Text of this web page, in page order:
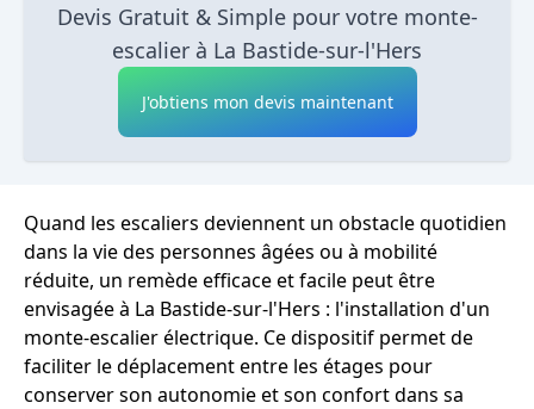
Devis Gratuit & Simple pour votre monte-
escalier à La Bastide-sur-l'Hers
J'obtiens mon devis maintenant
Quand les escaliers deviennent un obstacle quotidien
dans la vie des personnes âgées ou à mobilité
réduite, un remède efficace et facile peut être
envisagée à La Bastide-sur-l'Hers : l'installation d'un
monte-escalier électrique. Ce dispositif permet de
faciliter le déplacement entre les étages pour
conserver son autonomie et son confort dans sa